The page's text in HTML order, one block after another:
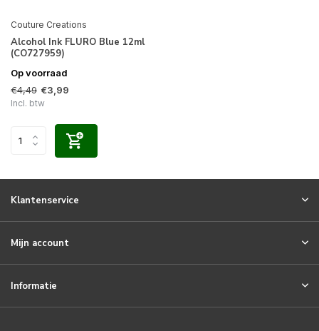
Couture Creations
Alcohol Ink FLURO Blue 12ml
(CO727959)
Op voorraad
€4,49 €3,99
Incl. btw
Klantenservice
Mijn account
Informatie